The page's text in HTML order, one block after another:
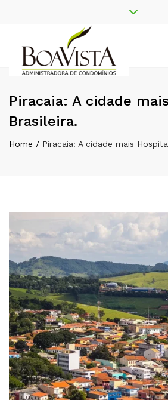
Seu condomínio
Assembléia online
Piracaia: A cidade
Brasileira.
Home Piracaia: A cidade mais